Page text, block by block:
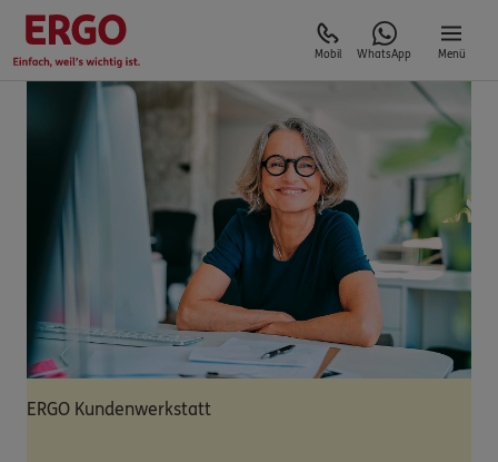
Mobil WhatsApp Menü
ERGO Kundenwerkstatt